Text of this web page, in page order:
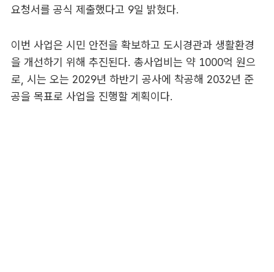
요청서를 공식 제출했다고 9일 밝혔다.
이번 사업은 시민 안전을 확보하고 도시경관과 생활환경
을 개선하기 위해 추진된다. 총사업비는 약 1000억 원으
로, 시는 오는 2029년 하반기 공사에 착공해 2032년 준
공을 목표로 사업을 진행할 계획이다.